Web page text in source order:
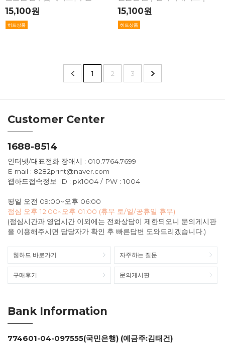
15,100원 15,100원
1 2 3
Customer Center
1688-8514
인터넷/대표전화 장애시 : 010.7764.7699
E-mail : 8282print@naver.com
웹하드접속정보 ID : pk1004 / PW : 1004
평일 오전 09:00~오후 06:00
점심 오후 12:00~오후 01:00 (휴무 토/일/공휴일 휴무)
(점심시간과 영업시간 이외에는 전화상담이 제한되오니 문의게시판
을 이용해주시면 담당자가 확인 후 빠른답변 도와드리겠습니다.)
웹하드 바로가기 자주하는 질문
구매후기 문의게시판
Bank Information
774601-04-097555(국민은행) (예금주:김태건)